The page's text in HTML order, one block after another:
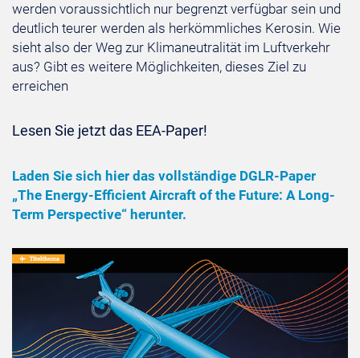
werden voraussichtlich nur begrenzt verfügbar sein und
deutlich teurer werden als herkömmliches Kerosin. Wie
sieht also der Weg zur Klimaneutralität im Luftverkehr
aus? Gibt es weitere Möglichkeiten, dieses Ziel zu
erreichen
Lesen Sie jetzt das EEA-Paper!
Laden Sie sich hier das vollständige DGLR-Paper
„The Energy-Efficient Aircraft of the Future: A Long-
Term Perspective“ herunter.